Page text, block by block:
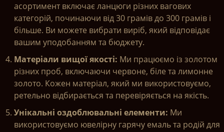
асортимент включає ланцюги різних вагових
категорій, починаючи від 30 грамів до 300 грамів і
більше. Ви можете вибрати виріб, який відповідає
вашим уподобанням та бюджету.
Матеріали вищої якості: Ми працюємо із золотом
різних проб, включаючи червоне, біле та лимонне
золото. Кожен матеріал, який ми використовуємо,
ретельно відбирається та перевіряється на якість.
Унікальні оздоблювальні елементи: Ми
використовуємо ювелірну гарячу емаль та родій для